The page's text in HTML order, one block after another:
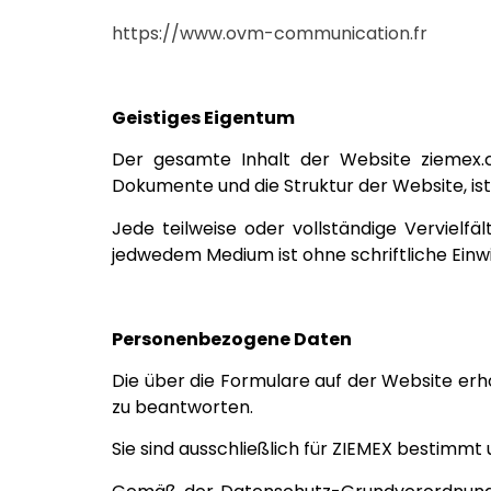
https://www.ovm-communication.fr
Geistiges Eigentum
Der gesamte Inhalt der Website
Dokumente und die Struktur der Website,
Jede teilweise oder vollständige
jedwedem Medium ist ohne schriftliche
Personenbezogene Daten
Die über die Formulare auf der Website
zu beantworten.
Sie sind ausschließlich für ZIEMEX